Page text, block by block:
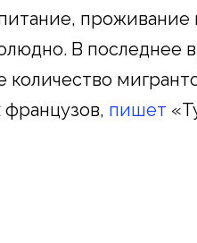
проживание
В последнее
французов, пишет